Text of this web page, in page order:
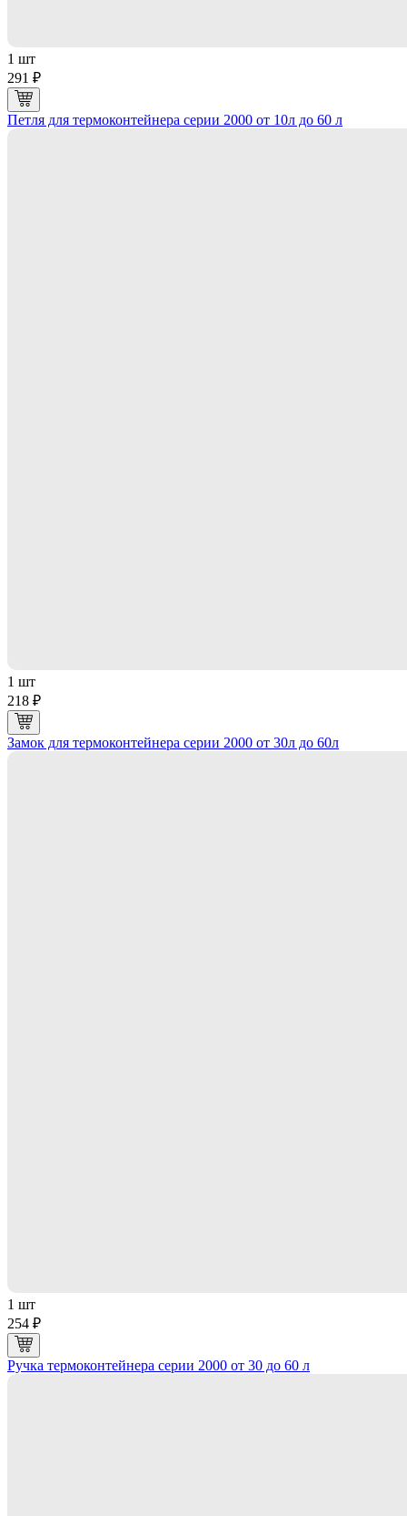
1 шт
291 ₽
Петля для термоконтейнера серии 2000 от 10л до 60 л
1 шт
218 ₽
Замок для термоконтейнера серии 2000 от 30л до 60л
1 шт
254 ₽
Ручка термоконтейнера серии 2000 от 30 до 60 л